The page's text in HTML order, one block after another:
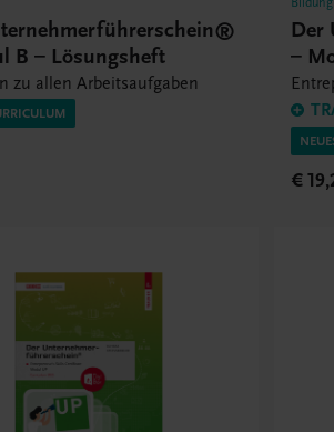
B – Lösungsheft
zu allen Arbeitsaufgaben
Der
–
€